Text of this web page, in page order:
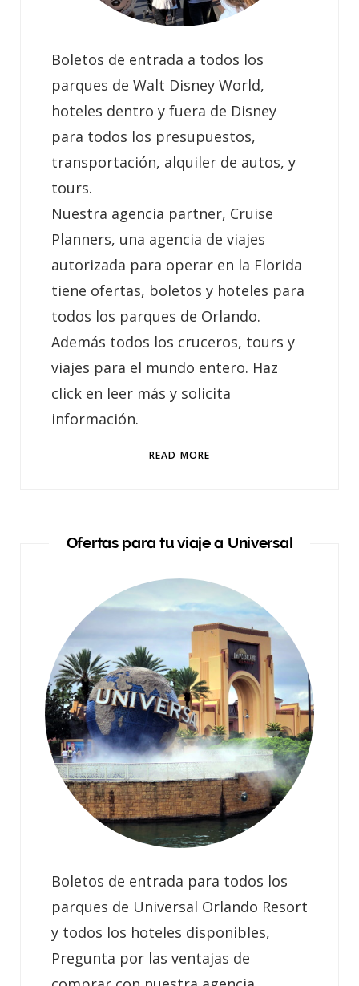
Boletos de entrada a todos los
parques de Walt Disney World,
hoteles dentro y fuera de Disney
para todos los presupuestos,
transportación, alquiler de autos, y
tours.
Nuestra agencia partner, Cruise
Planners, una agencia de viajes
autorizada para operar en la Florida
tiene ofertas, boletos y hoteles para
todos los parques de Orlando.
Además todos los cruceros, tours y
viajes para el mundo entero. Haz
click en leer más y solicita
información.
READ MORE
Ofertas para tu viaje a Universal
Boletos de entrada para todos los
parques de Universal Orlando Resort
y todos los hoteles disponibles,
Pregunta por las ventajas de